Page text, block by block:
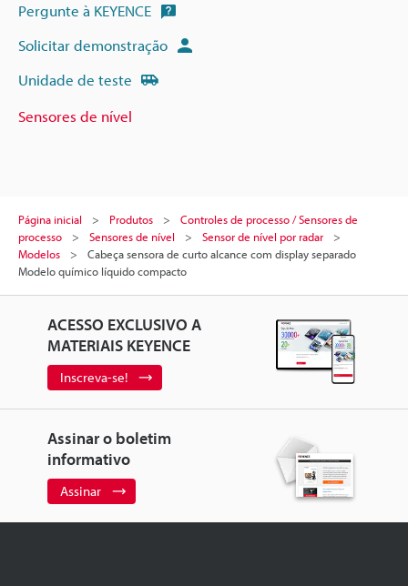
Pergunte à KEYENCE
Solicitar demonstração
Unidade de teste
Sensores de nível
Página inicial Produtos
Controles de processo / Sensores de
processo
Sensores de nível
Sensor de nível por radar
Modelos
Cabeça sensora de curto alcance com display separado
Modelo químico líquido compacto
ACESSO EXCLUSIVO A
MATERIAIS KEYENCE
Inscreva-se!
Assinar o boletim
informativo
Assinar